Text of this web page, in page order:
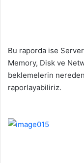
Bu raporda ise
Memory, Disk ve
beklemelerin nereden
raporlayabiliriz.